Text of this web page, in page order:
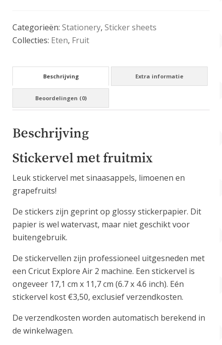
Categorieën: Stationery, Sticker sheets
Collecties: Eten, Fruit
Beschrijving Extra informatie
Beoordelingen (0)
Beschrijving
Stickervel met fruitmix
Leuk stickervel met sinaasappels, limoenen en
grapefruits!
De stickers zijn geprint op glossy stickerpapier. Dit
papier is wel watervast, maar niet geschikt voor
buitengebruik.
De stickervellen zijn professioneel uitgesneden met
een Cricut Explore Air 2 machine. Een stickervel is
ongeveer 17,1 cm x 11,7 cm (6.7 x 4.6 inch). Eén
stickervel kost €3,50, exclusief verzendkosten.
De verzendkosten worden automatisch berekend in
de winkelwagen.